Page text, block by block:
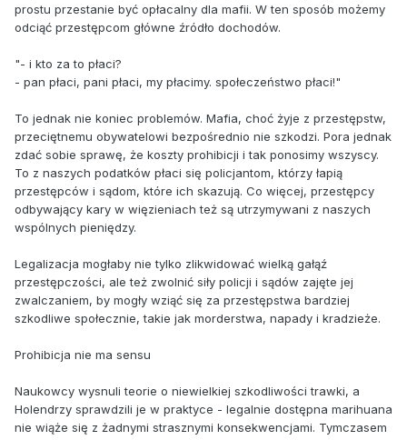
prostu przestanie być opłacalny dla mafii. W ten sposób możemy
odciąć przestępcom główne źródło dochodów.
"- i kto za to płaci?
- pan płaci, pani płaci, my płacimy. społeczeństwo płaci!"
To jednak nie koniec problemów. Mafia, choć żyje z przestępstw,
przeciętnemu obywatelowi bezpośrednio nie szkodzi. Pora jednak
zdać sobie sprawę, że koszty prohibicji i tak ponosimy wszyscy.
To z naszych podatków płaci się policjantom, którzy łapią
przestępców i sądom, które ich skazują. Co więcej, przestępcy
odbywający kary w więzieniach też są utrzymywani z naszych
wspólnych pieniędzy.
Legalizacja mogłaby nie tylko zlikwidować wielką gałąź
przestępczości, ale też zwolnić siły policji i sądów zajęte jej
zwalczaniem, by mogły wziąć się za przestępstwa bardziej
szkodliwe społecznie, takie jak morderstwa, napady i kradzieże.
Prohibicja nie ma sensu
Naukowcy wysnuli teorie o niewielkiej szkodliwości trawki, a
Holendrzy sprawdzili je w praktyce - legalnie dostępna marihuana
nie wiąże się z żadnymi strasznymi konsekwencjami. Tymczasem